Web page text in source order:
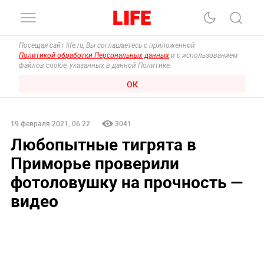
Посещая сайт life.ru, Вы соглашаетесь с приложенной
Политикой обработки Персональных данных и с использованием
файлов cookie, указанных в данной Политике.
ОК
19 февраля 2021, 06:22 3041
Любопытные тигрята в
Приморье проверили
фотоловушку на прочность —
видео